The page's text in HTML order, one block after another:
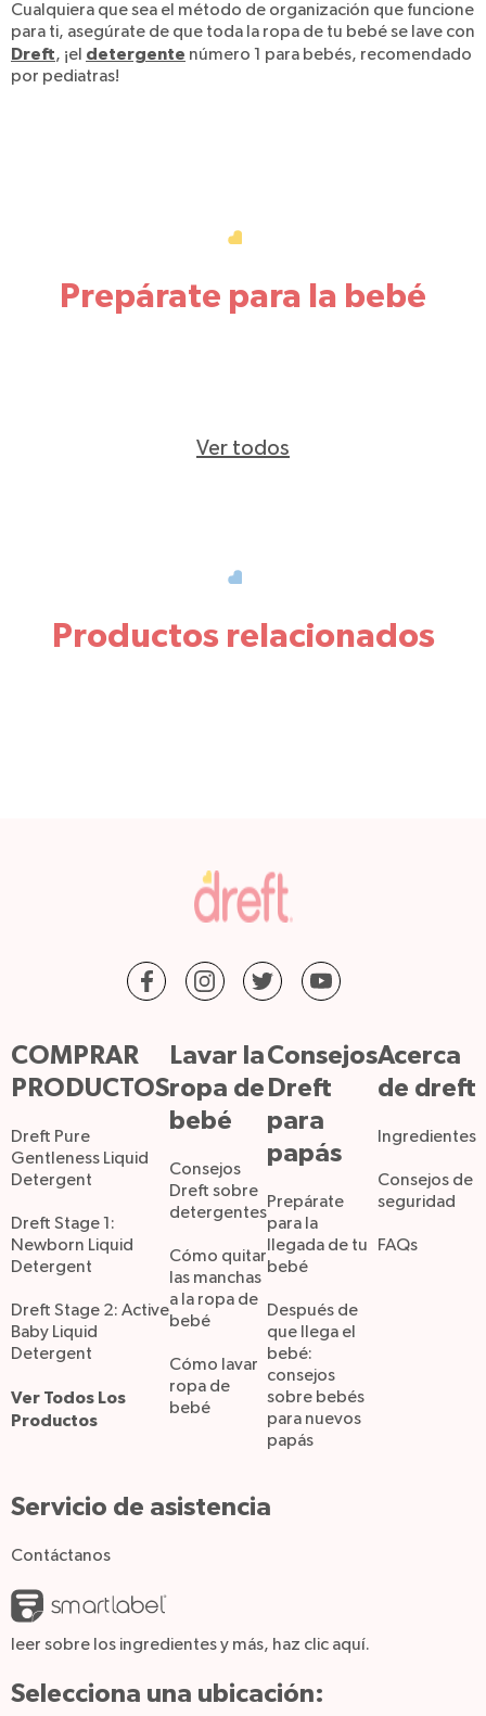
Cualquiera que sea el método de organización que funcione
para ti, asegúrate de que toda la ropa de tu bebé se lave con
Dreft, ¡el detergente número 1 para bebés, recomendado
por pediatras!
Prepárate para la bebé
Ver todos
Productos relacionados
COMPRAR
PRODUCTOS
Dreft Pure
Gentleness Liquid
Detergent
Dreft Stage 1:
Newborn Liquid
Detergent
Dreft Stage 2: Active
Baby Liquid
Detergent
Ver Todos Los
Productos
Lavar la
ropa de
bebé
Consejos
Dreft sobre
detergentes
Cómo quitar
las manchas
a la ropa de
bebé
Cómo lavar
ropa de
bebé
Consejos
Dreft
para
papás
Prepárate
para la
llegada de tu
bebé
Después de
que llega el
bebé:
consejos
sobre bebés
para nuevos
papás
Acerca
de dreft
Ingredientes
Consejos de
seguridad
FAQs
Servicio de asistencia
Contáctanos
leer sobre los ingredientes y más, haz clic aquí.
Selecciona una ubicación: